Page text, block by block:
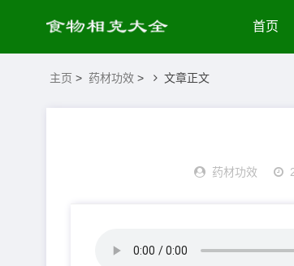
首页
主页 > 药材功效 > 文章正文
药材功效